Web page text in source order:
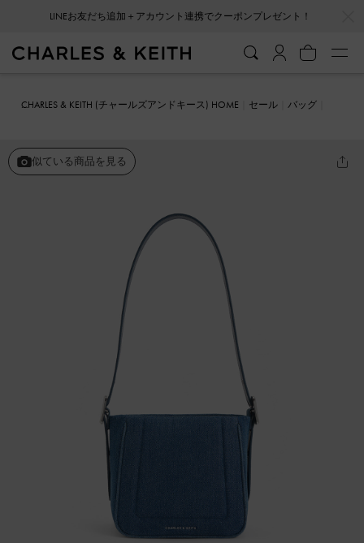
LINEお友だち追加＋アカウント連携でクーポンプレゼント！
CHARLES & KEITH (チャールズアンドキース) HOME セール
バッグ
似ている商品を見る